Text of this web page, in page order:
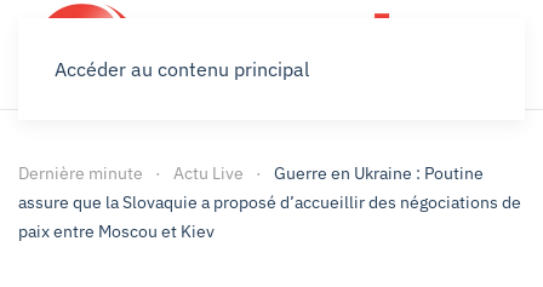
Accéder au contenu principal
Dernière minute Actu Live
Guerre en Ukraine : Poutine
assure que la Slovaquie a proposé d’accueillir des négociations de
paix entre Moscou et Kiev